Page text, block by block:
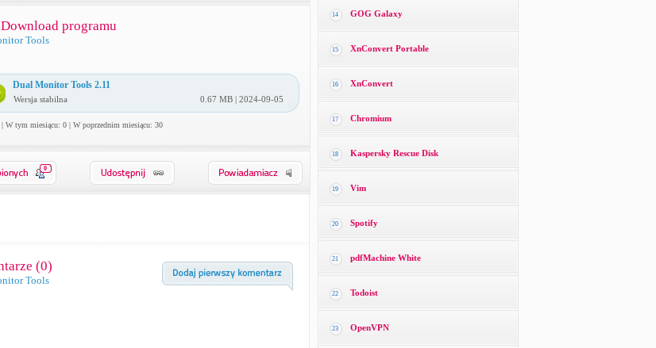
programu
Tools
Dual Monitor Tools 2.11
Wersja stabilna 0.67 MB | 2024-09-05
W tym miesiącu: 0 | W poprzednim miesiącu: 30
0
(0)
Tools
14 GOG Galaxy
15 XnConvert Portable
16 XnConvert
17 Chromium
18 Kaspersky Rescue Disk
19 Vim
20 Spotify
21 pdfMachine White
22 Todoist
23 OpenVPN